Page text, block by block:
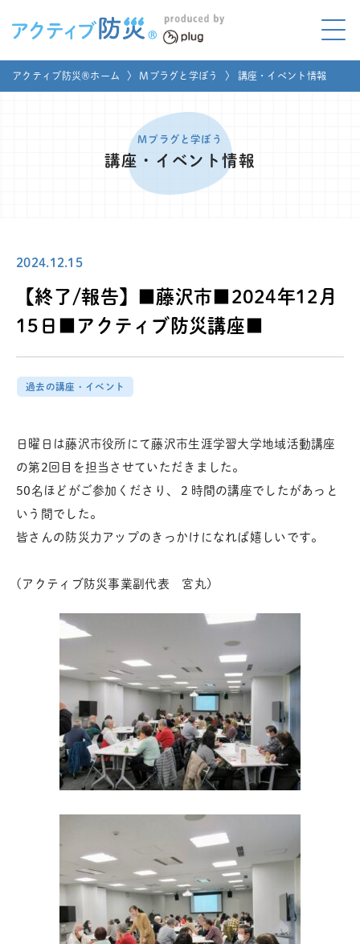
アクティブ防災とは?
家庭でやってみよう
メディア掲載
お問い合わせ 運営団体
アクティブ防災®ホーム 〉 Mプラグと学ぼう 〉 講座・イベント情報
Mプラグと学ぼう
講座・イベント情報
2024.12.15
【終了/報告】■藤沢市■2024年12月
15日■アクティブ防災講座■
過去の講座・イベント
日曜日は藤沢市役所にて藤沢市生涯学習大学地域活動講座
の第2回目を担当させていただきました。
50名ほどがご参加くださり、２時間の講座でしたがあっと
いう間でした。
皆さんの防災力アップのきっかけになれば嬉しいです。
(アクティブ防災事業副代表 宮丸)